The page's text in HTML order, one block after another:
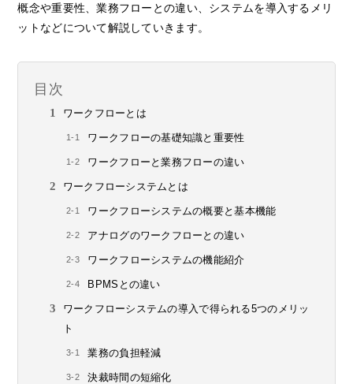
概念や重要性、業務フローとの違い、システムを導入するメリ
ットなどについて解説していきます。
目次
ワークフローとは
ワークフローの基礎知識と重要性
ワークフローと業務フローの違い
ワークフローシステムとは
ワークフローシステムの概要と基本機能
アナログのワークフローとの違い
ワークフローシステムの機能紹介
BPMSとの違い
ワークフローシステムの導入で得られる5つのメリッ
ト
業務の負担軽減
決裁時間の短縮化